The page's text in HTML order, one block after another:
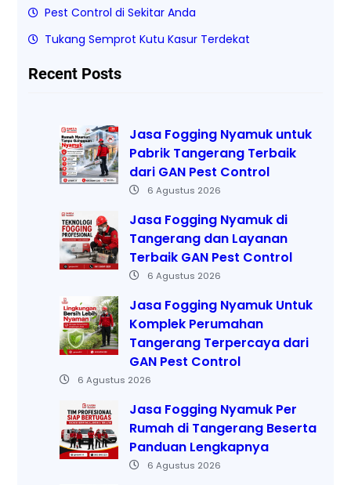
Pest Control di Sekitar Anda
Tukang Semprot Kutu Kasur Terdekat
Recent Posts
Jasa Fogging Nyamuk untuk
Pabrik Tangerang Terbaik
dari GAN Pest Control
6 Agustus 2026
Jasa Fogging Nyamuk di
Tangerang dan Layanan
Terbaik GAN Pest Control
6 Agustus 2026
Jasa Fogging Nyamuk Untuk
Komplek Perumahan
Tangerang Terpercaya dari
GAN Pest Control
6 Agustus 2026
Jasa Fogging Nyamuk Per
Rumah di Tangerang Beserta
Panduan Lengkapnya
6 Agustus 2026